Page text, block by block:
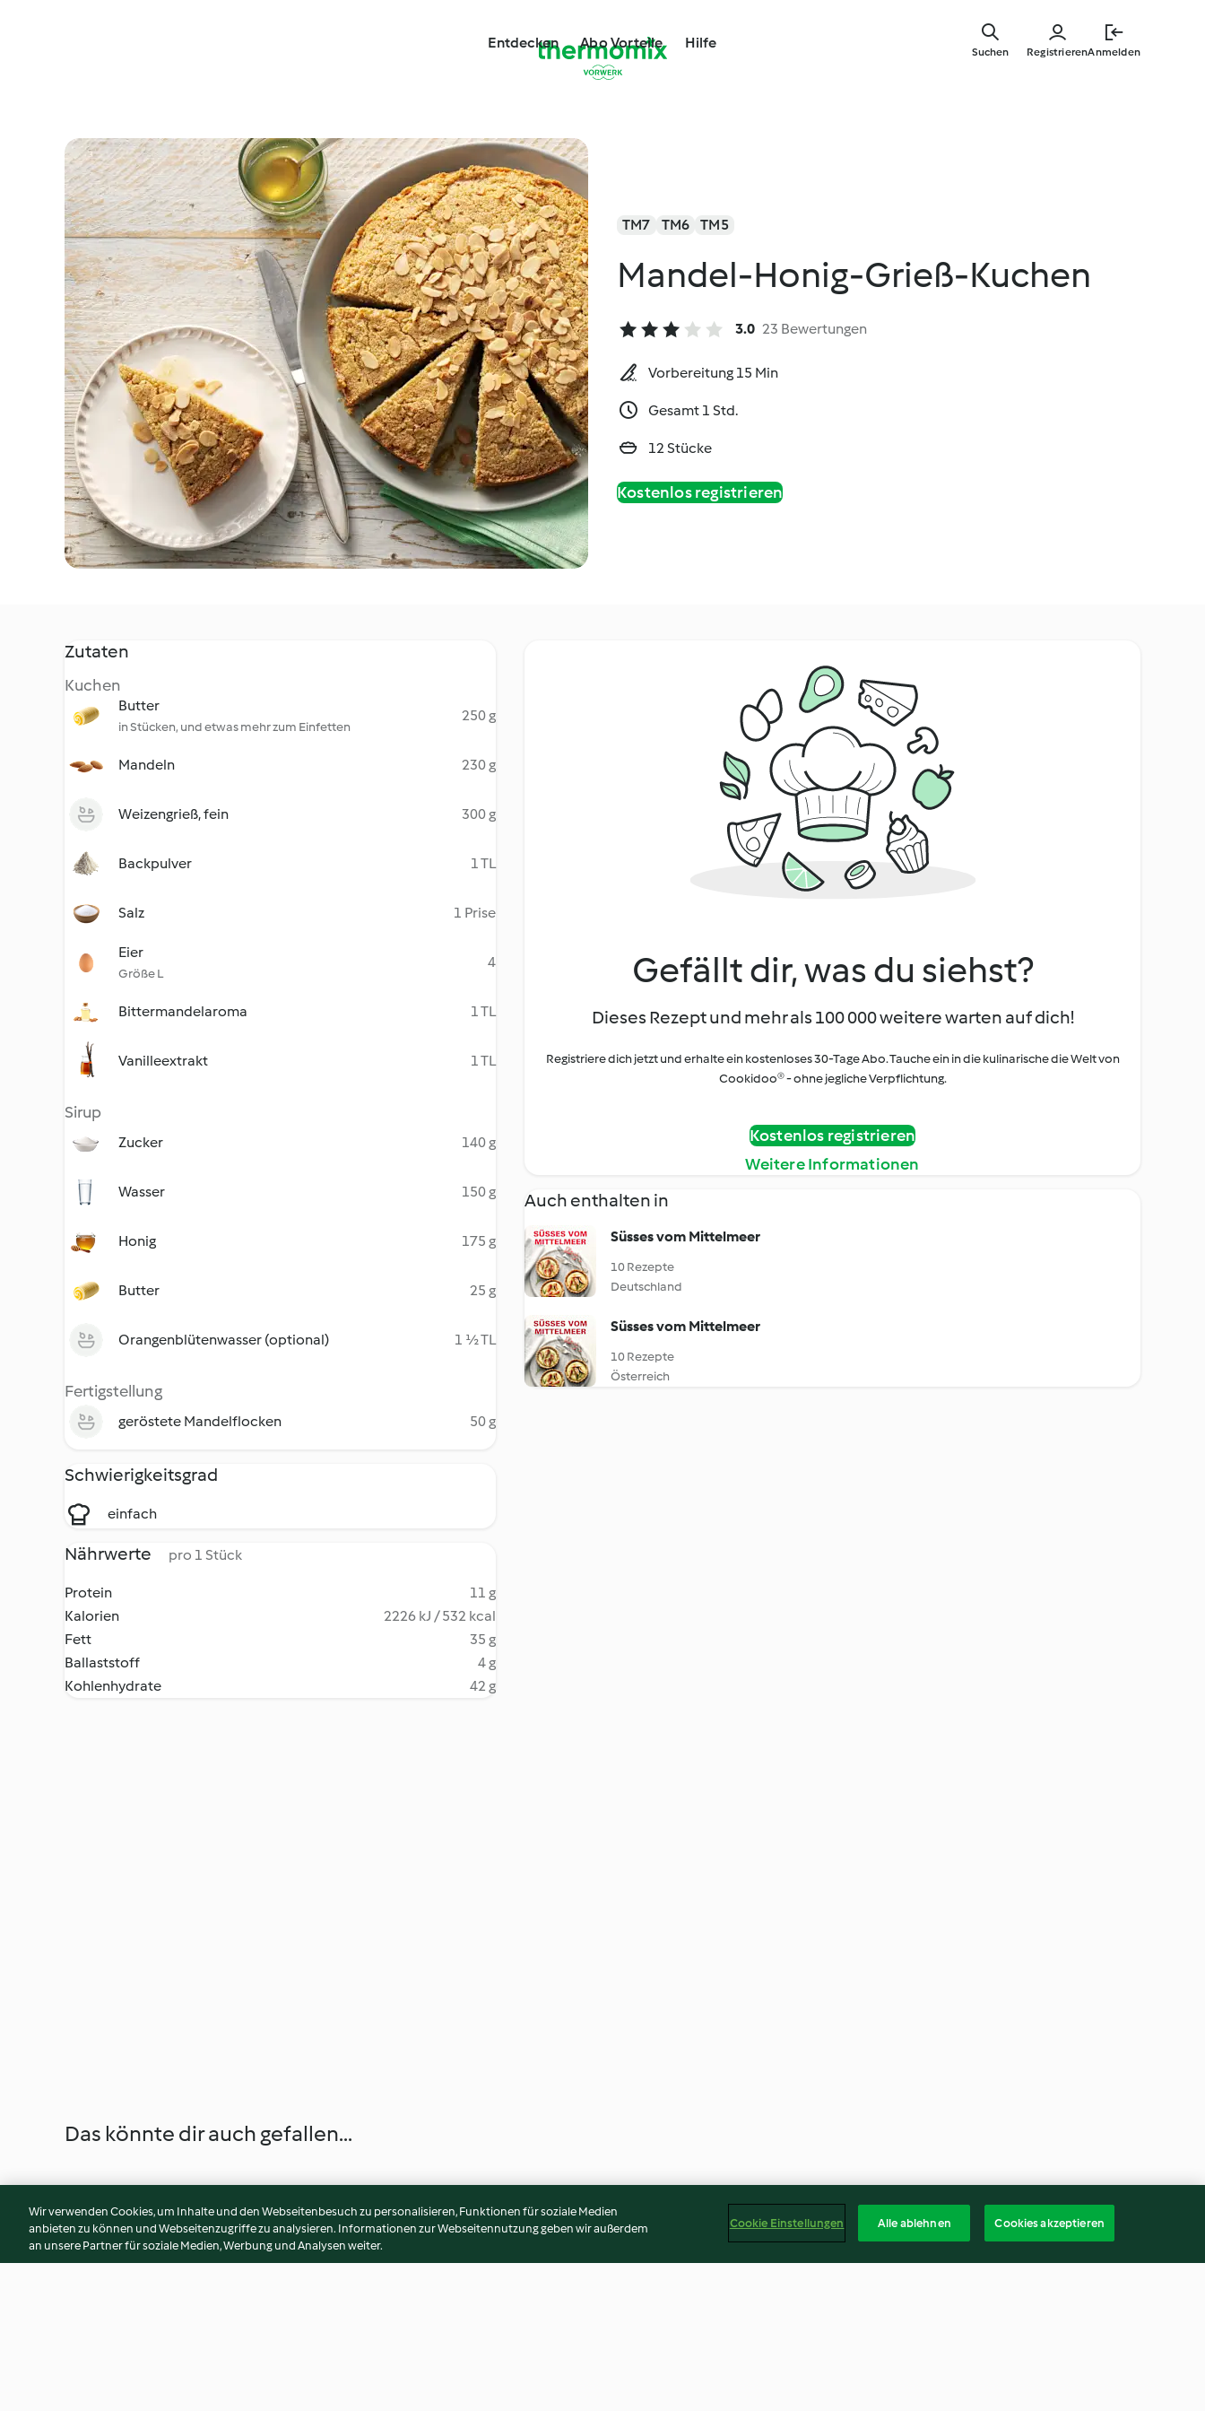
springen
Entdecken Abo Vorteile Hilfe
RegistrierenAnmelden
Suchen
TM7 TM6 TM5
Mandel-Honig-Grieß-Kuchen
3.0 23 Bewertungen
Vorbereitung 15 Min
Gesamt 1 Std.
12 Stücke
Kostenlos registrieren
Zutaten
Kuchen
Butter
in Stücken, und etwas mehr zum Einfetten
250 g
Mandeln 230 g
Weizengrieß, fein 300 g
Backpulver 1 TL
Salz 1 Prise
Eier
Größe L
4
Bittermandelaroma 1 TL
Vanilleextrakt 1 TL
Sirup
Zucker 140 g
Wasser 150 g
Honig 175 g
Butter 25 g
Orangenblütenwasser (optional) 1 ½ TL
Fertigstellung
geröstete Mandelflocken 50 g
Schwierigkeitsgrad
einfach
Nährwerte pro 1 Stück
Protein
11 g
Kalorien
2226 kJ / 532 kcal
Fett
35 g
Ballaststoff
4 g
Kohlenhydrate
42 g
Gefällt dir, was du siehst?
Dieses Rezept und mehr als 100 000 weitere warten auf dich!
Registriere dich jetzt und erhalte ein kostenloses 30-Tage Abo. Tauche ein in die kulinarische die Welt von
Cookidoo® - ohne jegliche Verpflichtung.
Kostenlos registrieren
Weitere Informationen
Auch enthalten in
Süsses vom Mittelmeer
10 Rezepte
Deutschland
Süsses vom Mittelmeer
10 Rezepte
Österreich
Das könnte dir auch gefallen...
Wir verwenden Cookies, um Inhalte und den Webseitenbesuch zu personalisieren, Funktionen für soziale Medien
anbieten zu können und Webseitenzugriffe zu analysieren. Informationen zur Webseitennutzung geben wir außerdem
an unsere Partner für soziale Medien, Werbung und Analysen weiter.
Cookie Einstellungen Alle ablehnen Cookies akzeptieren